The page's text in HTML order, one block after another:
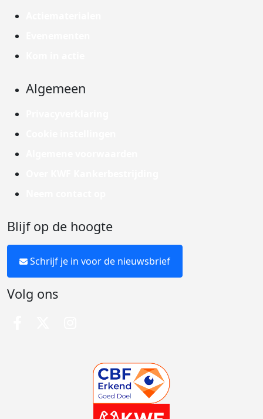
Algemeen
Blijf op de hoogte
Schrijf je in voor de nieuwsbrief
Volg ons